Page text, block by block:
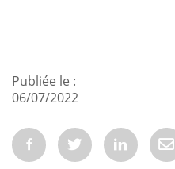
Publiée le
06/07/2022